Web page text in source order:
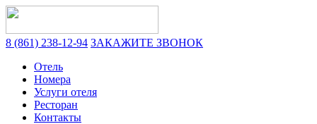
8 (861) 238-12-94 ЗАКАЖИТЕ ЗВОНОК
Отель
Номера
Услуги отеля
Ресторан
Контакты